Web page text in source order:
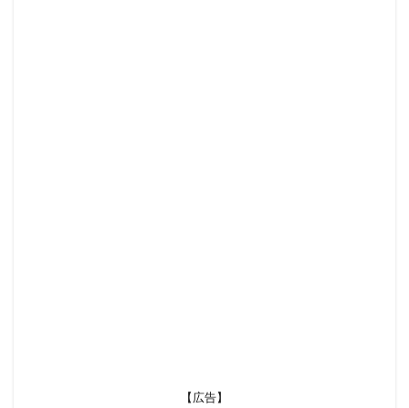
【広告】